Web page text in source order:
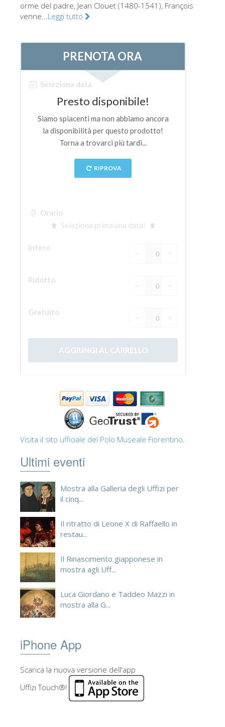
Galleria Palatina
Museo di san Marco
Museo Archeologico
Opificio delle pietre dure
Museo Galileo
Il giardino di Boboli
La torre di Arnolfo
Palazzo Vecchio
Prenota ora
Solo biglietti ad Ingresso rapido
orme del padre, Jean Clouet (1480-1541), François
venne...Leggi tutto
Visita il sito ufficiale del Polo Museale Fiorentino.
Ultimi eventi
Mostra alla Galleria degli Uffizi per
il cinq...
Il ritratto di Leone X di Raffaello in
restau...
Il Rinascimento giapponese in
mostra agli Uff...
Luca Giordano e Taddeo Mazzi in
mostra alla G...
iPhone App
Scarica la nuova versione dell'app
Uffizi Touch®!